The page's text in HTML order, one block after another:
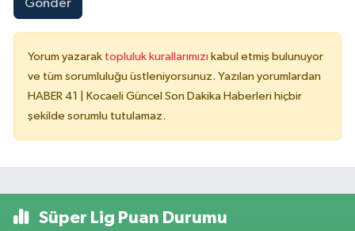
Gönder
Yorum yazarak topluluk kurallarımızı kabul etmiş bulunuyor
ve tüm sorumluluğu üstleniyorsunuz. Yazılan yorumlardan
HABER 41 | Kocaeli Güncel Son Dakika Haberleri hiçbir
şekilde sorumlu tutulamaz.
Süper Lig Puan Durumu